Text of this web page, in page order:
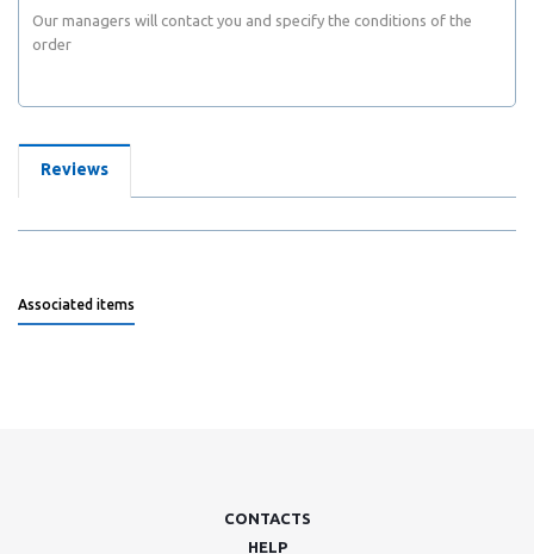
Our managers will contact you and specify the conditions of the
order
Reviews
Associated items
CONTACTS
HELP